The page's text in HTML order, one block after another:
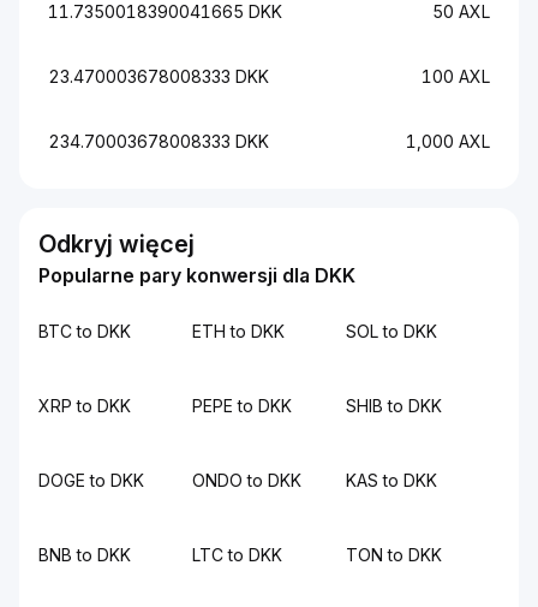
11.7350018390041665 DKK 50 AXL
23.470003678008333 DKK 100 AXL
234.70003678008333 DKK 1,000 AXL
Odkryj więcej
Popularne pary konwersji dla DKK
BTC to DKK ETH to DKK SOL to DKK
XRP to DKK PEPE to DKK SHIB to DKK
DOGE to DKK ONDO to DKK KAS to DKK
BNB to DKK LTC to DKK TON to DKK